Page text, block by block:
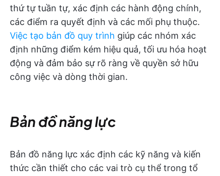
thứ tự tuần tự, xác định các hành động chính,
các điểm ra quyết định và các mối phụ thuộc.
Việc tạo bản đồ quy trình giúp các nhóm xác
định những điểm kém hiệu quả, tối ưu hóa hoạt
động và đảm bảo sự rõ ràng về quyền sở hữu
công việc và dòng thời gian.
Bản đồ năng lực
Bản đồ năng lực xác định các kỹ năng và kiến
thức cần thiết cho các vai trò cụ thể trong tổ